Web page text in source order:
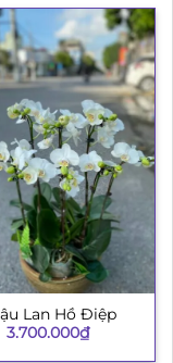
Lan Hồ Điệp
3.700.000₫